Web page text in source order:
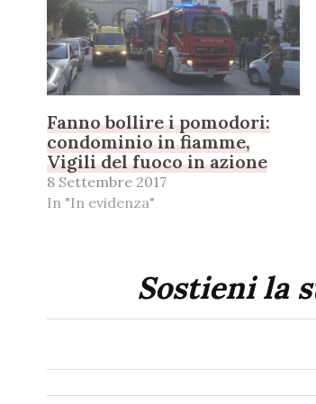
Fanno bollire i pomodori:
condominio in fiamme,
Vigili del fuoco in azione
8 Settembre 2017
In "In evidenza"
Sostieni la